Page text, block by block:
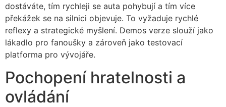
dostáváte, tím rychleji se auta pohybují a tím více
překážek se na silnici objevuje. To vyžaduje rychlé
reflexy a strategické myšlení. Demos verze slouží jako
lákadlo pro fanoušky a zároveň jako testovací
platforma pro vývojáře.
Pochopení hratelnosti a
ovládání